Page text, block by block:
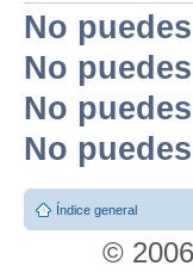
No puedes
No puedes
No puedes
No puedes
Índice general
©